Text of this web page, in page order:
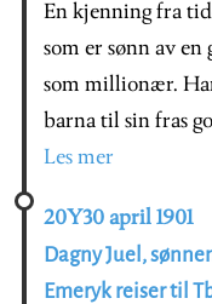
En kjenning fra
som er sønn av
som millionær.
barna til sin fras
Les mer
20Y30 april 1901
Dagny Juel,
Emeryk reiser til